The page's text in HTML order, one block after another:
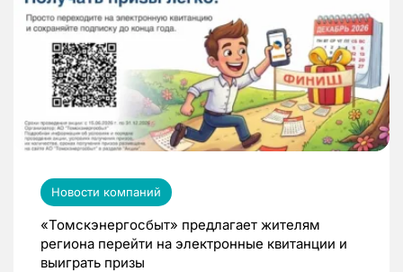
Новости компаний
«Томскэнергосбыт» предлагает жителям
региона перейти на электронные квитанции и
выиграть призы